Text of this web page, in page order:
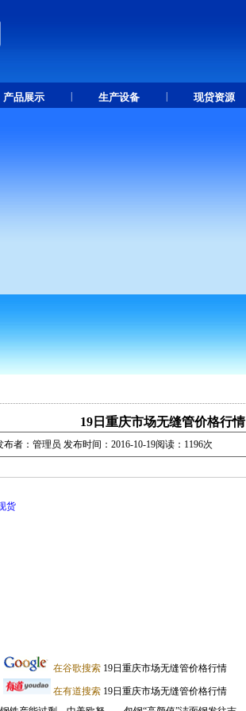
产品展示 生产设备 现贷资源
19日重庆市场无缝管价格行情
布者：管理员 发布时间：2016-10-19阅读：1196次
货
在谷歌搜索 19日重庆市场无缝管价格行情
在有道搜索 19日重庆市场无缝管价格行情